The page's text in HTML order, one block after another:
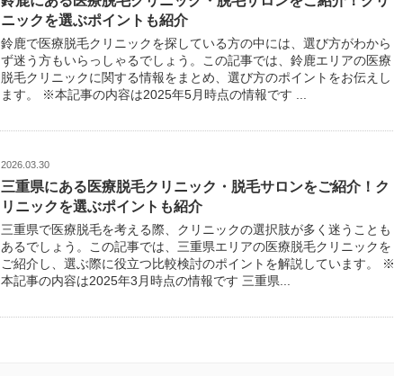
ニックを選ぶポイントも紹介
鈴鹿で医療脱毛クリニックを探している方の中には、選び方がわから
ず迷う方もいらっしゃるでしょう。この記事では、鈴鹿エリアの医療
脱毛クリニックに関する情報をまとめ、選び方のポイントをお伝えし
ます。 ※本記事の内容は2025年5月時点の情報です ...
2026.03.30
三重県にある医療脱毛クリニック・脱毛サロンをご紹介！ク
リニックを選ぶポイントも紹介
三重県で医療脱毛を考える際、クリニックの選択肢が多く迷うことも
あるでしょう。この記事では、三重県エリアの医療脱毛クリニックを
ご紹介し、選ぶ際に役立つ比較検討のポイントを解説しています。 ※
本記事の内容は2025年3月時点の情報です 三重県...